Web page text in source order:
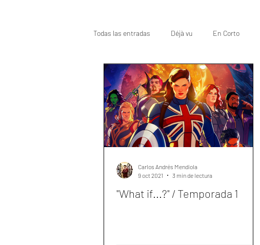
Todas las entradas Déjà vu En Corto
Oscar Top
"What if...?" / Temporada 1
Carlos Andrés Mendiola
9 oct 2021
3 min de lectura